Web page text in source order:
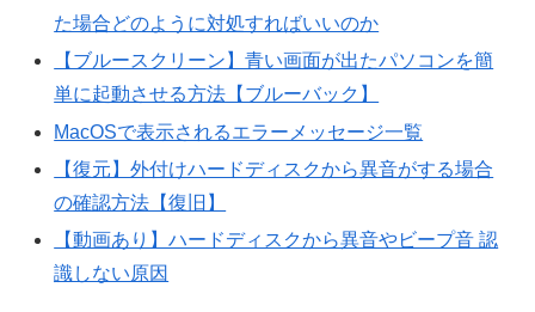
た場合どのように対処すればいいのか
【ブルースクリーン】青い画面が出たパソコンを簡
単に起動させる方法【ブルーバック】
MacOSで表示されるエラーメッセージ一覧
【復元】外付けハードディスクから異音がする場合
の確認方法【復旧】
【動画あり】ハードディスクから異音やビープ音 認
識しない原因